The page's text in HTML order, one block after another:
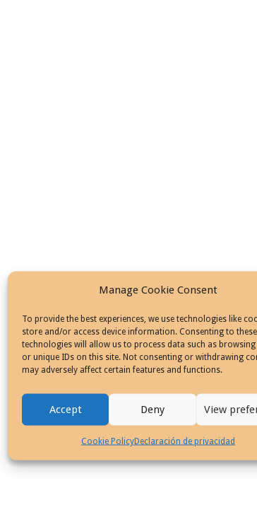
Manage Cookie Consent
To provide the best experiences, we use technologies like
store and/or access device information. Consenting to these
technologies will allow us to process data such as
or unique IDs on this site. Not consenting or withdrawing
may adversely affect certain features and functions.
Accept Deny View
Cookie PolicyDeclaración de privacidad